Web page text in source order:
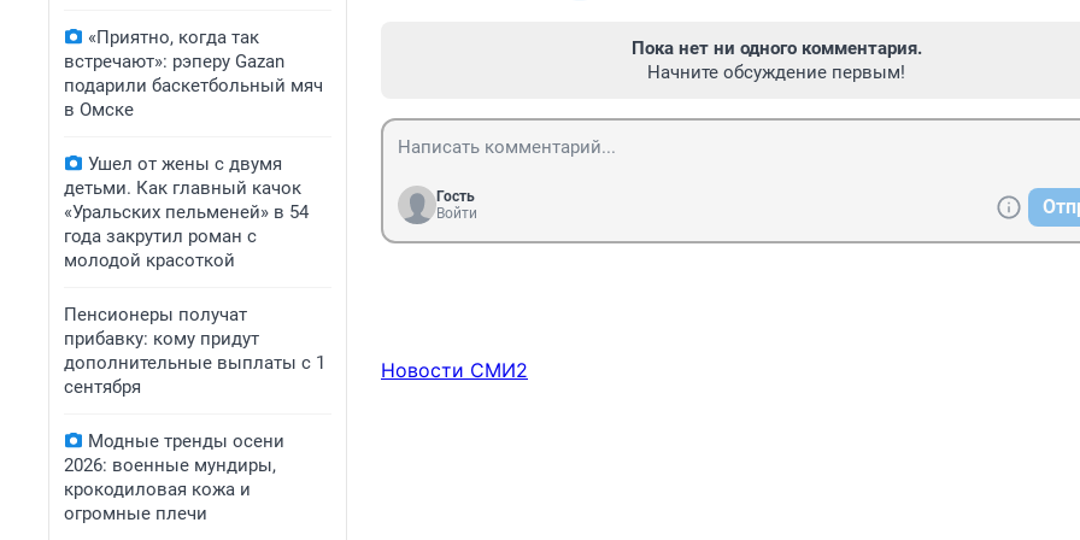
«Приятно, когда так
встречают»: рэперу Gazan
подарили баскетбольный мяч
в Омске
Ушел от жены с двумя
детьми. Как главный качок
«Уральских пельменей» в 54
года закрутил роман с
молодой красоткой
Пенсионеры получат
прибавку: кому придут
дополнительные выплаты с 1
сентября
Модные тренды осени
2026: военные мундиры,
крокодиловая кожа и
огромные плечи
Пока нет ни одного комментария.
Начните обсуждение первым!
Гость
Войти
Новости СМИ2